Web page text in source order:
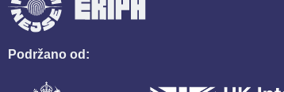
Podržano od: